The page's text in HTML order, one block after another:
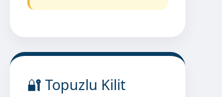
🔐 Topuzlu Kilit